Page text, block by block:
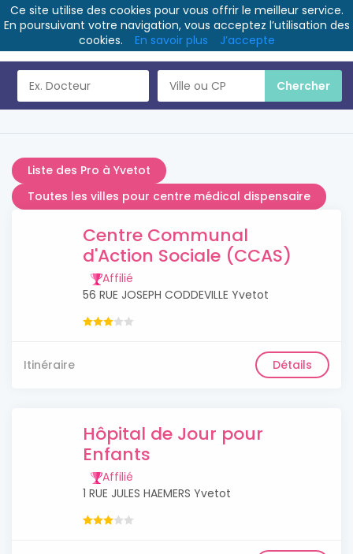
Liste des Pro à Yvetot
Toutes les villes pour centre médical dispensaire
Centre Communal
d'Action Sociale (CCAS)
Affilié
56 RUE JOSEPH CODDEVILLE Yvetot
Itinéraire Détails
Hôpital de Jour pour
Enfants
Affilié
1 RUE JULES HAEMERS Yvetot
Ce site utilise des cookies pour vous offrir le meilleur service.
En poursuivant votre navigation, vous acceptez l’utilisation des
cookies.
En savoir plus J’accepte